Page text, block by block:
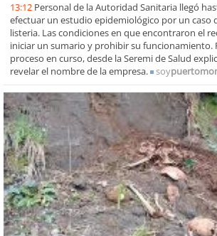
13:12 Personal de la Autoridad Sanitaria llegó
efectuar un estudio epidemiológico por un caso
listeria. Las condiciones en que encontraron el
iniciar un sumario y prohibir su funcionamiento.
proceso en curso, desde la Seremi de Salud
revelar el nombre de la empresa.
soy